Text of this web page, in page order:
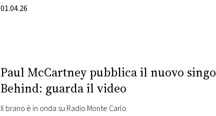
01.04.26
Paul McCartney pubblica il nuovo
Behind: guarda il video
Il brano è in onda su Radio Monte Carlo